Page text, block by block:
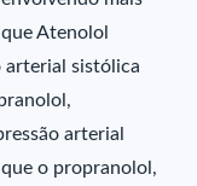
Atenolol
arterial sistólica
arterial
o propranolol,